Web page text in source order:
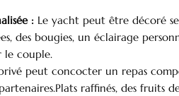
: Le yacht peut être décoré
des bougies, un éclairage
le couple.
peut concocter un repas
raffinés, des
Questions